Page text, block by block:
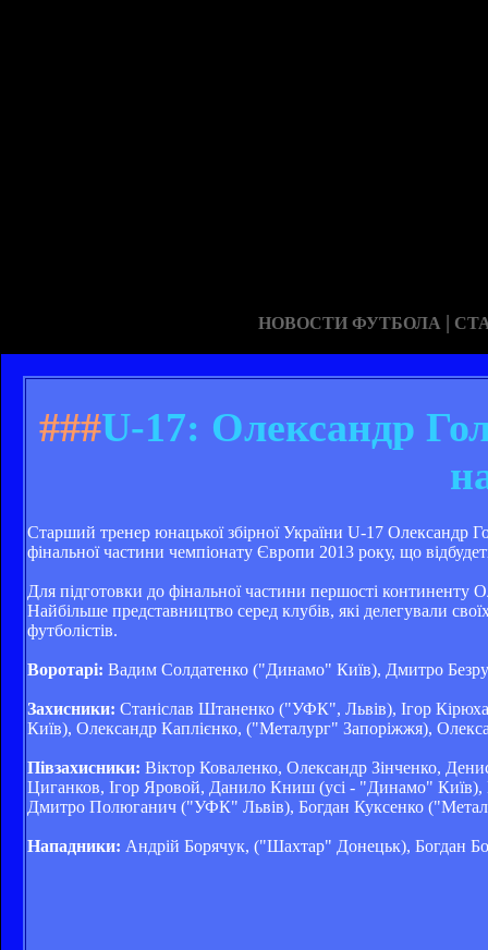
НОВОСТИ ФУТБОЛА |
###U-17: Олександр
Старший тренер юнацької збірної України U-17 Олександр
фінальної частини чемпіонату Європи 2013 року, що
Для підготовки до фінальної частини першості континенту
Найбільше представництво серед клубів, які делегували
футболістів.
Воротарі: Вадим Солдатенко ("Динамо" Київ), Дмитро
Захисники: Станіслав Штаненко ("УФК", Львів), Ігор
Київ), Олександр Каплієнко, ("Металург" Запоріжжя),
Півзахисники: Віктор Коваленко, Олександр Зінченко,
Циганков, Ігор Яровой, Данило Книш (усі - "Динамо"
Дмитро Полюганич ("УФК" Львів), Богдан Куксенко
Нападники: Андрій Борячук, ("Шахтар" Донецьк), Богдан